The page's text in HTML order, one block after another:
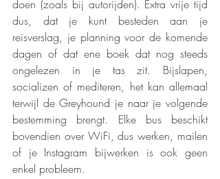
doen (zoals bij autorijden). Extra vrije tijd
dus, dat je kunt besteden aan je
reisverslag, je planning voor de komende
dagen of dat ene boek dat nog steeds
ongelezen in je tas zit. Bijslapen,
socializen of mediteren, het kan allemaal
terwijl de Greyhound je naar je volgende
bestemming brengt. Elke bus beschikt
bovendien over WiFi, dus werken, mailen
of je Instagram bijwerken is ook geen
enkel probleem.